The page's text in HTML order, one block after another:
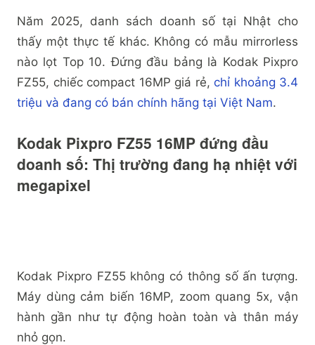
Năm 2025, danh sách doanh số tại Nhật cho
thấy một thực tế khác. Không có mẫu mirrorless
nào lọt Top 10. Đứng đầu bảng là Kodak Pixpro
FZ55, chiếc compact 16MP giá rẻ, chỉ khoảng 3.4
triệu và đang có bán chính hãng tại Việt Nam.
Kodak Pixpro FZ55 16MP đứng đầu
doanh số: Thị trường đang hạ nhiệt với
megapixel
Kodak Pixpro FZ55 không có thông số ấn tượng.
Máy dùng cảm biến 16MP, zoom quang 5x, vận
hành gần như tự động hoàn toàn và thân máy
nhỏ gọn.